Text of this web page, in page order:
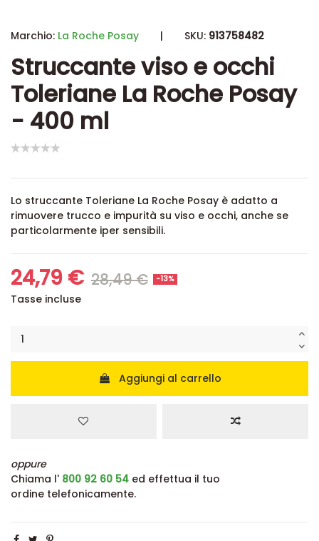
Marchio: La Roche Posay | SKU: 913758482
Struccante viso e occhi
Toleriane La Roche Posay
- 400 ml
Lo struccante Toleriane La Roche Posay è adatto a
rimuovere trucco e impurità su viso e occhi, anche se
particolarmente iper sensibili.
24,79 € 28,49 € -13%
Tasse incluse
Aggiungi al carrello
oppure
Chiama l' 800 92 60 54 ed effettua il tuo
ordine telefonicamente.